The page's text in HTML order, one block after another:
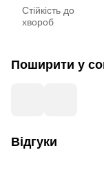
Стійкість до
хвороб
Поширити у
Відгуки